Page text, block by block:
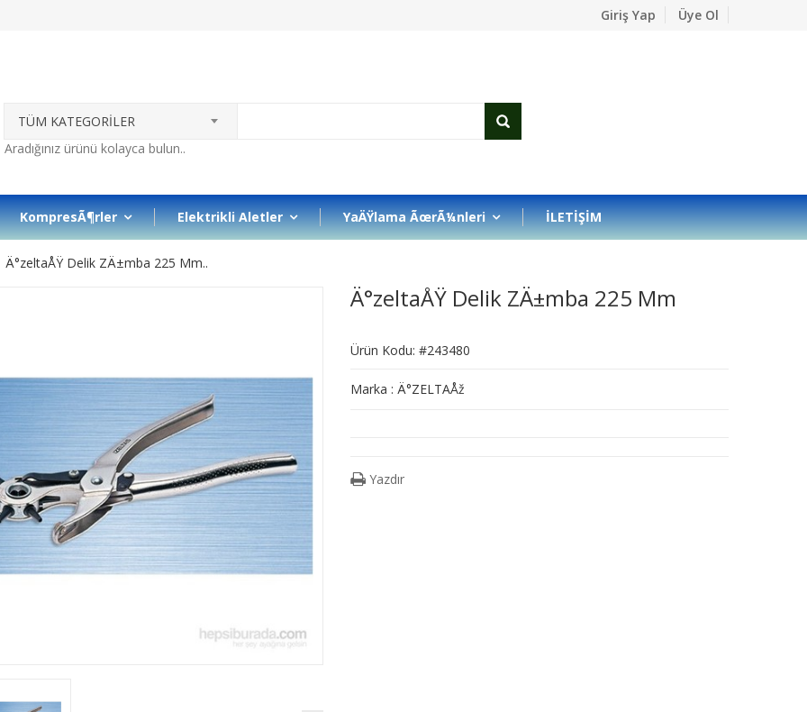
Giriş Yap Üye Ol
TÜM KATEGORİLER
KompresÃ¶rler Elektrikli Aletler YaÄŸlama ÃœrÃ¼nleri İLETİŞİM
Ä°zeltaÅŸ Delik ZÄ±mba 225 Mm..
Ä°zeltaÅŸ Delik ZÄ±mba 225 Mm
Ürün Kodu: #243480
Marka : Ä°ZELTAÅž
Yazdır